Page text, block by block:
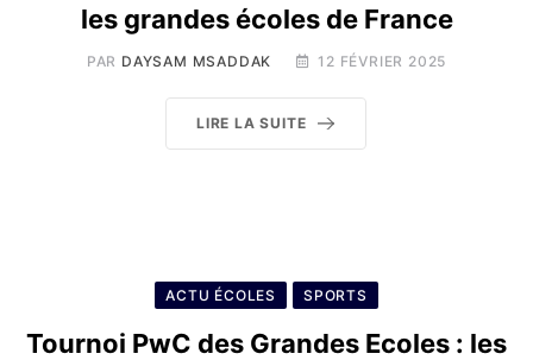
les grandes écoles de France
PAR DAYSAM MSADDAK 12 FÉVRIER 2025
LIRE LA SUITE
ACTU ÉCOLES SPORTS
Tournoi PwC des Grandes Ecoles : les